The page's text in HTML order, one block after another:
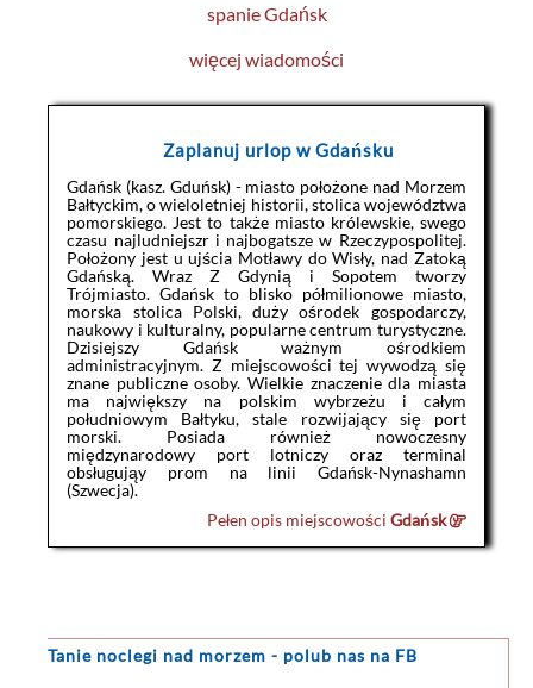
spanie Gdańsk
więcej wiadomości
Zaplanuj urlop w Gdańsku
Gdańsk (kasz. Gduńsk) - miasto położone nad Morzem
Bałtyckim, o wieloletniej historii, stolica województwa
pomorskiego. Jest to także miasto królewskie, swego
czasu najludniejszr i najbogatsze w Rzeczypospolitej.
Położony jest u ujścia Motławy do Wisły, nad Zatoką
Gdańską. Wraz Z Gdynią i Sopotem tworzy
Trójmiasto. Gdańsk to blisko półmilionowe miasto,
morska stolica Polski, duży ośrodek gospodarczy,
naukowy i kulturalny, popularne centrum turystyczne.
Dzisiejszy Gdańsk ważnym ośrodkiem
administracyjnym. Z miejscowości tej wywodzą się
znane publiczne osoby. Wielkie znaczenie dla miasta
ma największy na polskim wybrzeżu i całym
południowym Bałtyku, stale rozwijający się port
morski. Posiada również nowoczesny
międzynarodowy port lotniczy oraz terminal
obsługująy prom na linii Gdańsk-Nynashamn
(Szwecja).
Pełen opis miejscowości Gdańsk
Tanie noclegi nad morzem - polub nas na FB